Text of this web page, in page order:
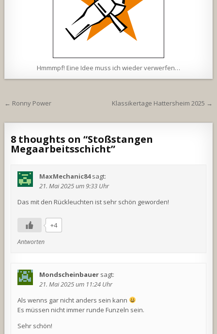
Hmmmpf! Eine Idee muss ich wieder verwerfen…
Beitragsnavigation
← Ronny Power Klassikertage Hattersheim 2025 →
8 thoughts on “Stoßstangen
Megaarbeitsschicht”
MaxMechanic84sagt:
21. Mai 2025 um 9:33 Uhr
Das mit den Rückleuchten ist sehr schön geworden!
+4
Antworten
Mondscheinbauer sagt:
21. Mai 2025 um 11:24 Uhr
Als wenns gar nicht anders sein kann
Es müssen nicht immer runde Funzeln sein.
Sehr schön!